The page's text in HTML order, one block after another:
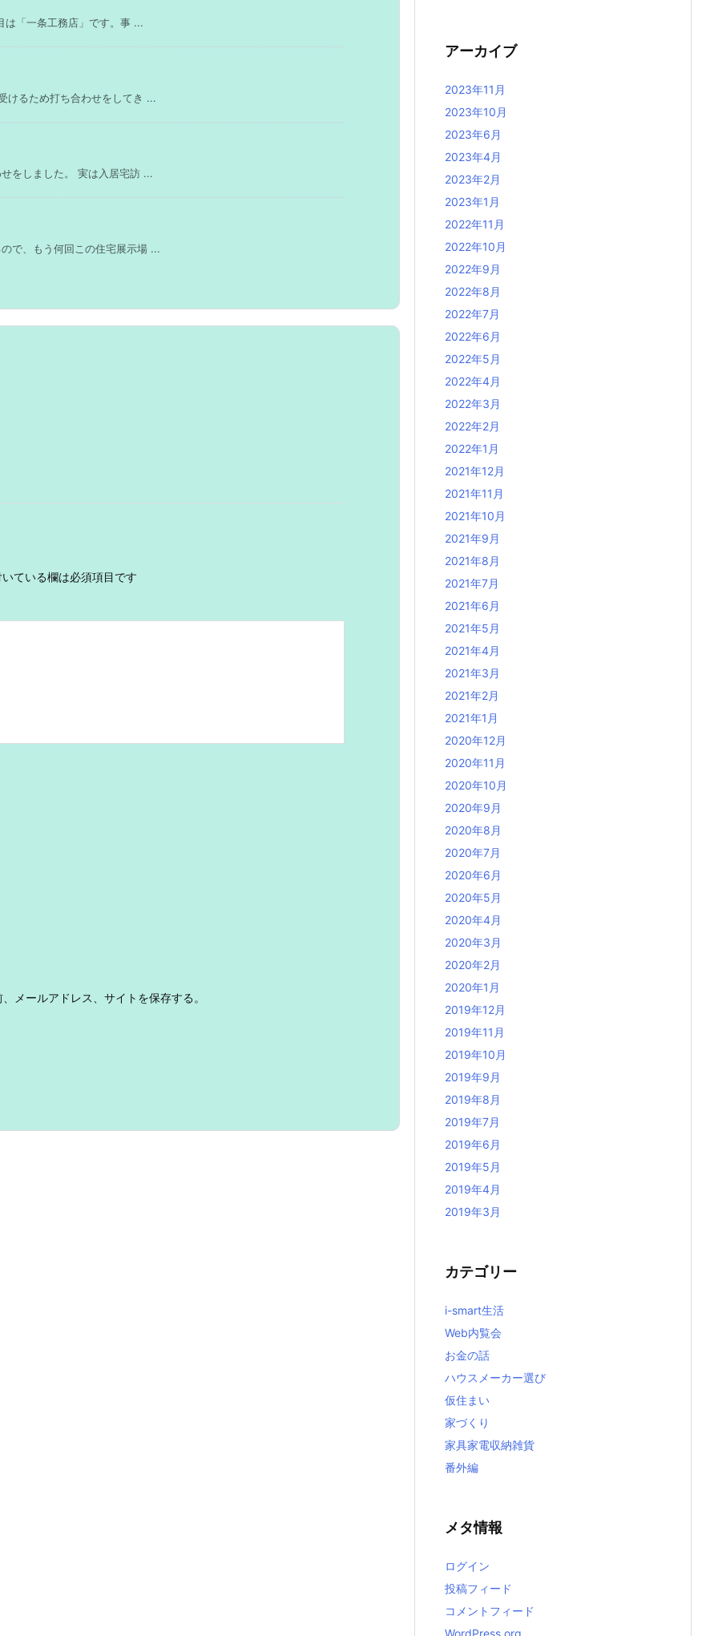
は「一条工務店」です。事 ...
けるため打ち合わせをしてき ...
をしました。 実は入居宅訪 ...
で、もう何回この住宅展示場 ...
ている欄は必須項目です
メールアドレス、サイトを保存する。
アーカイブ
2023年11月
2023年10月
2023年6月
2023年4月
2023年2月
2023年1月
2022年11月
2022年10月
2022年9月
2022年8月
2022年7月
2022年6月
2022年5月
2022年4月
2022年3月
2022年2月
2022年1月
2021年12月
2021年11月
2021年10月
2021年9月
2021年8月
2021年7月
2021年6月
2021年5月
2021年4月
2021年3月
2021年2月
2021年1月
2020年12月
2020年11月
2020年10月
2020年9月
2020年8月
2020年7月
2020年6月
2020年5月
2020年4月
2020年3月
2020年2月
2020年1月
2019年12月
2019年11月
2019年10月
2019年9月
2019年8月
2019年7月
2019年6月
2019年5月
2019年4月
2019年3月
カテゴリー
i-smart生活
Web内覧会
お金の話
ハウスメーカー選び
仮住まい
家づくり
家具家電収納雑貨
番外編
メタ情報
ログイン
投稿フィード
コメントフィード
WordPress.org